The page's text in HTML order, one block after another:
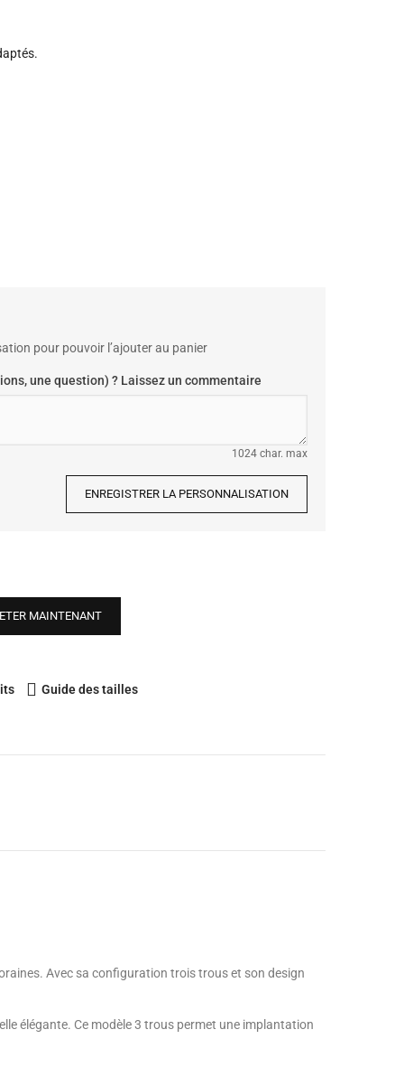
pour pouvoir l’ajouter au panier
une question) ? Laissez un commentaire
1024 char. max
ENREGISTRER LA PERSONNALISATION
MAINTENANT
Guide des tailles
Avec sa configuration trois trous et son design
élégante. Ce modèle 3 trous permet une implantation